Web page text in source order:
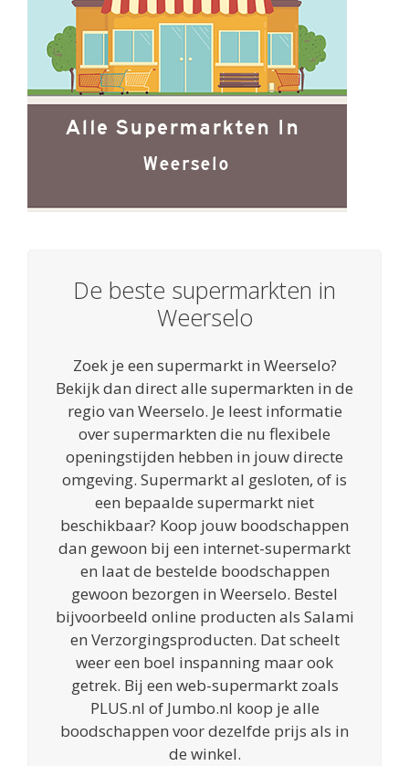
De beste supermarkten in
Weerselo
Zoek je een supermarkt in Weerselo?
Bekijk dan direct alle supermarkten in de
regio van Weerselo. Je leest informatie
over supermarkten die nu flexibele
openingstijden hebben in jouw directe
omgeving. Supermarkt al gesloten, of is
een bepaalde supermarkt niet
beschikbaar? Koop jouw boodschappen
dan gewoon bij een internet-supermarkt
en laat de bestelde boodschappen
gewoon bezorgen in Weerselo. Bestel
bijvoorbeeld online producten als Salami
en Verzorgingsproducten. Dat scheelt
weer een boel inspanning maar ook
getrek. Bij een web-supermarkt zoals
PLUS.nl of Jumbo.nl koop je alle
boodschappen voor dezelfde prijs als in
de winkel.